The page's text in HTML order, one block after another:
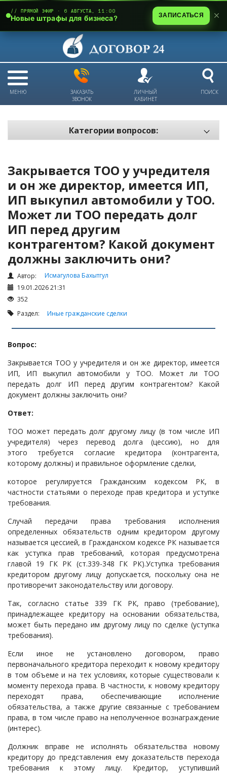
МЕНЮ
ЗАКАЗАТЬ
ЗВОНОК
ЛИЧНЫЙ
КАБИНЕТ
ПОИСК
Категории вопросов:
Техника безопасности и охрана труда
Антикризис: трудовые отношения
Антикризис: долги и обязательства
Налоги и Налогообложение
Трудовые отношения
Корпоративные отношения
Договоры
Интернет и право
Возмещение ущерба
Проверка государственных органов
Взыскание долга
Государственные закупки
Предварительный квалификационный отбор «Самрук-
Қазына» (ПКО)
Некоммерческие организации
Лицензирование (разрешения и уведомления)
Исполнительное производство
Судопроизводство
Ответы государственных органов
Закрывается ТОО у учредителя
и он же директор, имеется ИП,
ИП выкупил автомобили у ТОО.
Может ли ТОО передать долг
ИП перед другим
контрагентом? Какой документ
должны заключить они?
Автор:
Исмагулова Бахытгул
19.01.2026 21:31
352
Раздел: Иные гражданские сделки
Вопрос:
Закрывается ТОО у учредителя и он же директор, имеется
ИП, ИП выкупил автомобили у ТОО. Может ли ТОО
передать долг ИП перед другим контрагентом? Какой
документ должны заключить они?
Ответ:
ТОО может передать долг другому лицу (в том числе ИП
учредителя) через перевод долга (цессию), но для
этого требуется согласие кредитора (контрагента,
которому должны) и правильное оформление сделки,
которое регулируется Гражданским кодексом РК, в
частности статьями о переходе прав кредитора и уступке
требования.
Случай передачи права требования исполнения
определенных обязательств одним кредитором другому
называется цессией, в Гражданском кодексе РК называется
как уступка прав требований, которая предусмотрена
главой 19 ГК РК (ст.339-348 ГК РК).Уступка требования
кредитором другому лицу допускается, поскольку она не
противоречит законодательству или договору.
Так, согласно статье 339 ГК РК, право (требование),
принадлежащее кредитору на основании обязательства,
может быть передано им другому лицу по сделке (уступка
требования).
Если иное не установлено договором, право
первоначального кредитора переходит к новому кредитору
в том объеме и на тех условиях, которые существовали к
моменту перехода права. В частности, к новому кредитору
переходят права, обеспечивающие исполнение
обязательства, а также другие связанные с требованием
права, в том числе право на неполученное вознаграждение
(интерес).
Должник вправе не исполнять обязательства новому
кредитору до представления ему доказательств перехода
требования к этому лицу. Кредитор, уступивший
// ПРЯМОЙ ЭФИР · 6 АВГУСТА, 11:00
Новые штрафы для бизнеса? ЗАПИСАТЬСЯ